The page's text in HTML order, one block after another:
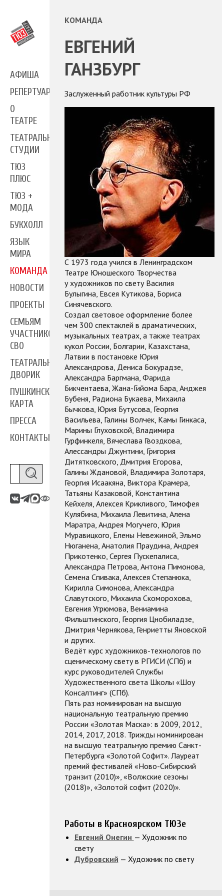
АФИША
РЕПЕРТУАР
О
ТЕАТРЕ
ТЕАТРАЛЬНЫЕ
СТУДИИ
ТЮЗ
ПЛЮС
ТЮЗ +
МОДА
БУКХОЛЛ
ЯЗЫК
МИРА
КОМАНДА
НОВОСТИ
ПРОЕКТЫ
СЕМЬЯМ
УЧАСТНИКОВ
СВО
ТЕАТРАЛЬНЫЙ
ДВОРИК
ПУШКИНСКАЯ
КАРТА
ПРЕССА
КОНТАКТЫ
КОМАНДА
ЕВГЕНИЙ
ГАНЗБУРГ
Заслуженный работник культуры РФ
С 1973 года учился в Ленинградском
Театре Юношеского Творчества
у художников по свету Василия
Булыгина, Евсея Кутикова, Бориса
Синячевского.
Создал световое оформление более
чем 300 спектаклей в драматических,
музыкальных театрах, а также театрах
кукол России, Болгарии, Казахстана,
Латвии в постановке Юрия
Александрова, Дениса Бокурадзе,
Александра Баргмана, Фарида
Бикчентаева, Жана-Гийома Бара, Анджея
Бубеня, Радиона Букаева, Михаила
Бычкова, Юрия Бутусова, Георгия
Васильева, Галины Волчек, Камы Гинкаса,
Марины Глуховской, Владимира
Гурфинкеля, Вячеслава Гвоздкова,
Алессандры Джунтини, Григория
Дитятковского, Дмитрия Егорова,
Галины Ждановой, Владимира Золотаря,
Георгия Исаакяна, Виктора Крамера,
Татьяны Казаковой, Константина
Кейхеля, Алексея Крикливого, Тимофея
Кулябина, Михаила Левитина, Алена
Маратра, Андрея Могучего, Юрия
Муравицкого, Елены Невежиной, Эльмо
Нюганена, Анатолия Праудина, Андрея
Прикотенко, Сергея Пускепалиса,
Александра Петрова, Антона Пимонова,
Семена Спивака, Алексея Степанюка,
Кирилла Симонова, Александра
Славутского, Михаила Скоморохова,
Евгения Угрюмова, Вениамина
Фильштинского, Георгия Цнобиладзе,
Дмитрия Чернякова, Генриетты Яновской
и других.
Ведёт курс художников-технологов по
сценическому свету в РГИСИ (СПб) и
курс руководителей Службы
Художественного света Школы «Шоу
Консалтинг» (СПб).
Пять раз номинирован на высшую
национальную театральную премию
России «Золотая Маска»: в 2009, 2012,
2014, 2017, 2018. Трижды номинирован
на высшую театральную премию Санкт-
Петербурга «Золотой Софит». Лауреат
премий фестивалей «Ново-Сибирский
транзит (2010)», «Волжские сезоны
(2018)», «Золотой софит (2020)».
Работы в Красноярском ТЮЗе
Евгений Онегин — Художник по
свету
Дубровский — Художник по свету